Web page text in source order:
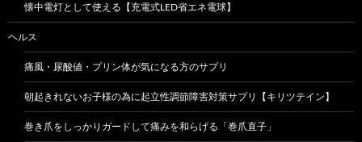
懐中電灯として使える【充電式LED省エネ電球】
ヘルス
痛風・尿酸値・プリン体が気になる方のサプリ
朝起きれないお子様の為に起立性調節障害対策サプリ【キリツテイン】
巻き爪をしっかりガードして痛みを和らげる「巻爪直子」